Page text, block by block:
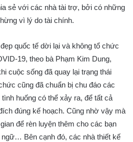
sẻ với các nhà tài trợ, bởi có những
vì lý do tài chính.
quốc tế dời lại và không tổ chức
19, theo bà Phạm Kim Dung,
cuộc sống đã quay lại trạng thái
cũng đã chuẩn bị chu đáo các
huống có thể xảy ra, để tất cả
đúng kế hoạch. Cũng nhờ vậy mà
để rèn luyện thêm cho các bạn
Bên cạnh đó, các nhà thiết kế